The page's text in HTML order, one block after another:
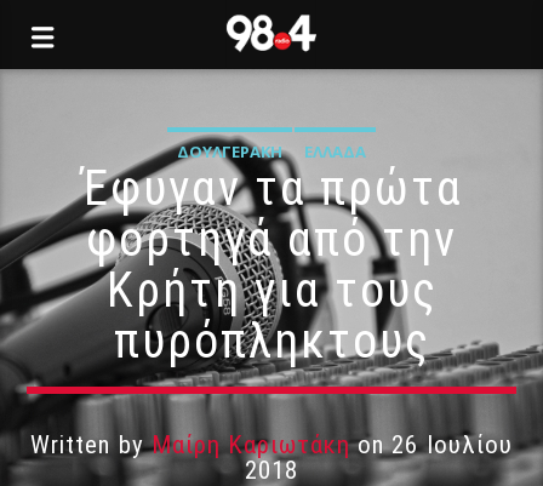
ΔΟΥΛΓΕΡΆΚΗ ΕΛΛΆΔΑ
Έφυγαν τα πρώτα
φορτηγά από την
Κρήτη για τους
πυρόπληκτους
Written byΜαίρη Καριωτάκηon 26 Ιουλίου
2018